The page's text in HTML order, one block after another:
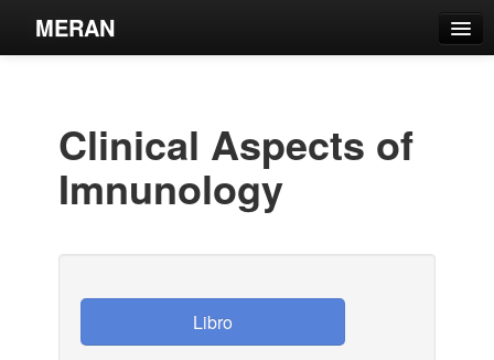
MERAN
Estantes Virtuales
Clinical Aspects of
Imnunology